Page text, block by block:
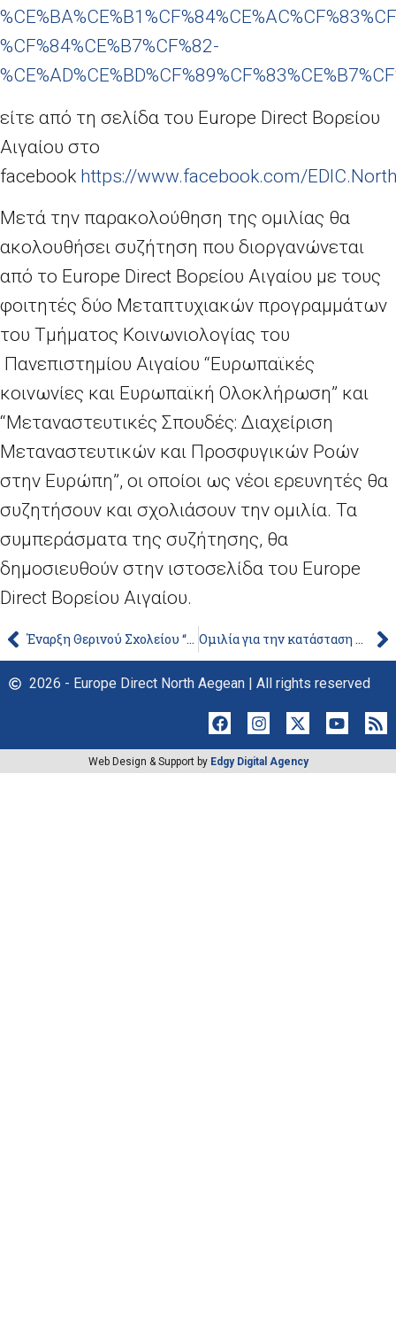
%CF%84%CE%B7%CF%82-
είτε από τη σελίδα του Europe Direct Βορείου
Αιγαίου στο
facebook https://www.facebook.com/
Μετά την παρακολούθηση της ομιλίας θα
ακολουθήσει συζήτηση που διοργανώνεται
από το Europe Direct Βορείου Αιγαίου με τους
φοιτητές δύο Μεταπτυχιακών προγραμμάτων
του Τμήματος Κοινωνιολογίας του
Πανεπιστημίου Αιγαίου “Ευρωπαϊκές
κοινωνίες και Ευρωπαϊκή Ολοκλήρωση” και
“Μεταναστευτικές Σπουδές: Διαχείριση
Μεταναστευτικών και Προσφυγικών Ροών
στην Ευρώπη”, οι οποίοι ως νέοι ερευνητές θα
συζητήσουν και σχολιάσουν την ομιλία. Τα
συμπεράσματα της συζήτησης, θα
δημοσιευθούν στην ιστοσελίδα του Europe
Direct Βορείου Αιγαίου.
Έναρξη Θερινού Σχολείου “European Limits : Culture, Identity and Society – GovArt2023” Ομιλία για την κατάσταση της Ένωσης από την Πρόεδρο της Ευρωπαϊκής Επιτροπής Ursula von der Leyen
2026 - Europe Direct North Aegean | All rights reserved
Web Design & Support by Edgy Digital Agency